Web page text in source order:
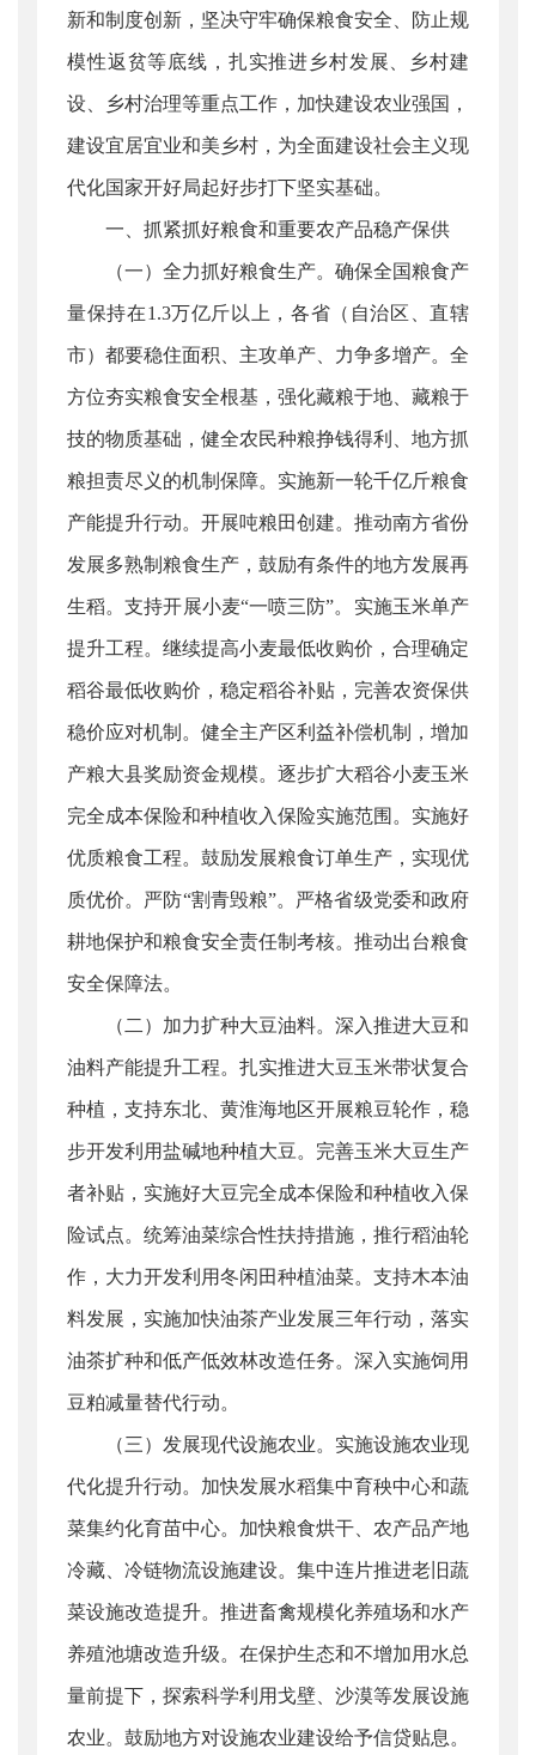
新和制度创新，坚决守牢确保粮食安全、防止规
模性返贫等底线，扎实推进乡村发展、乡村建
设、乡村治理等重点工作，加快建设农业强国，
建设宜居宜业和美乡村，为全面建设社会主义现
代化国家开好局起好步打下坚实基础。
一、抓紧抓好粮食和重要农产品稳产保供
（一）全力抓好粮食生产。确保全国粮食产
量保持在1.3万亿斤以上，各省（自治区、直辖
市）都要稳住面积、主攻单产、力争多增产。全
方位夯实粮食安全根基，强化藏粮于地、藏粮于
技的物质基础，健全农民种粮挣钱得利、地方抓
粮担责尽义的机制保障。实施新一轮千亿斤粮食
产能提升行动。开展吨粮田创建。推动南方省份
发展多熟制粮食生产，鼓励有条件的地方发展再
生稻。支持开展小麦“一喷三防”。实施玉米单产
提升工程。继续提高小麦最低收购价，合理确定
稻谷最低收购价，稳定稻谷补贴，完善农资保供
稳价应对机制。健全主产区利益补偿机制，增加
产粮大县奖励资金规模。逐步扩大稻谷小麦玉米
完全成本保险和种植收入保险实施范围。实施好
优质粮食工程。鼓励发展粮食订单生产，实现优
质优价。严防“割青毁粮”。严格省级党委和政府
耕地保护和粮食安全责任制考核。推动出台粮食
安全保障法。
（二）加力扩种大豆油料。深入推进大豆和
油料产能提升工程。扎实推进大豆玉米带状复合
种植，支持东北、黄淮海地区开展粮豆轮作，稳
步开发利用盐碱地种植大豆。完善玉米大豆生产
者补贴，实施好大豆完全成本保险和种植收入保
险试点。统筹油菜综合性扶持措施，推行稻油轮
作，大力开发利用冬闲田种植油菜。支持木本油
料发展，实施加快油茶产业发展三年行动，落实
油茶扩种和低产低效林改造任务。深入实施饲用
豆粕减量替代行动。
（三）发展现代设施农业。实施设施农业现
代化提升行动。加快发展水稻集中育秧中心和蔬
菜集约化育苗中心。加快粮食烘干、农产品产地
冷藏、冷链物流设施建设。集中连片推进老旧蔬
菜设施改造提升。推进畜禽规模化养殖场和水产
养殖池塘改造升级。在保护生态和不增加用水总
量前提下，探索科学利用戈壁、沙漠等发展设施
农业。鼓励地方对设施农业建设给予信贷贴息。